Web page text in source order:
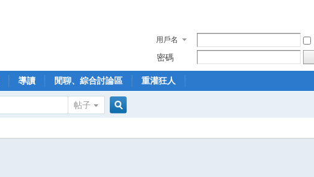
用戶名
密碼
導讀 閒聊、綜合討論區 重灌狂人
帖子